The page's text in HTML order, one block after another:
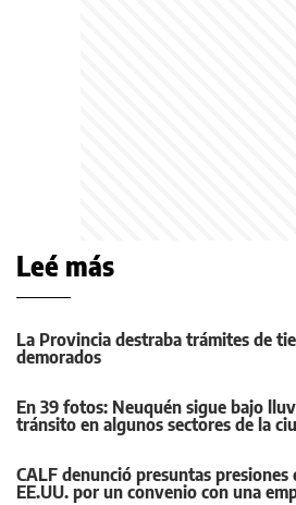
Leé más
La Provincia destraba trámites de
demorados
En 39 fotos: Neuquén sigue bajo
tránsito en algunos sectores de la
CALF denunció presuntas presiones
EE.UU. por un convenio con una